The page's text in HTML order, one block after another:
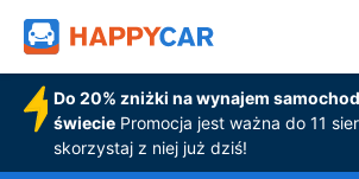
Do 20% zniżki na wynajem
świeciePromocja jest ważna do 11
skorzystaj z niej już dziś!